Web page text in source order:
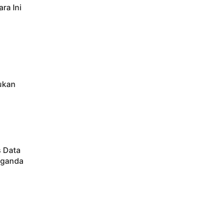
Ini
Data